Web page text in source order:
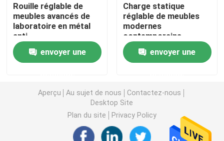
Banc d'équilibre de laboratoire
Bancs de travail de laboratoire
Meuble de rangement de sécurité
armoire de sécurité biologique
Rouille réglable de
meubles avancés de
laboratoire en métal
anti
envoyer une
Charge statique
réglable de meubles
modernes
contemporains
industriels de la
Science antienvoyer une
Aperçu Au sujet de nous
Contactez-nous
Desktop Site
Plan du site
Privacy Policy